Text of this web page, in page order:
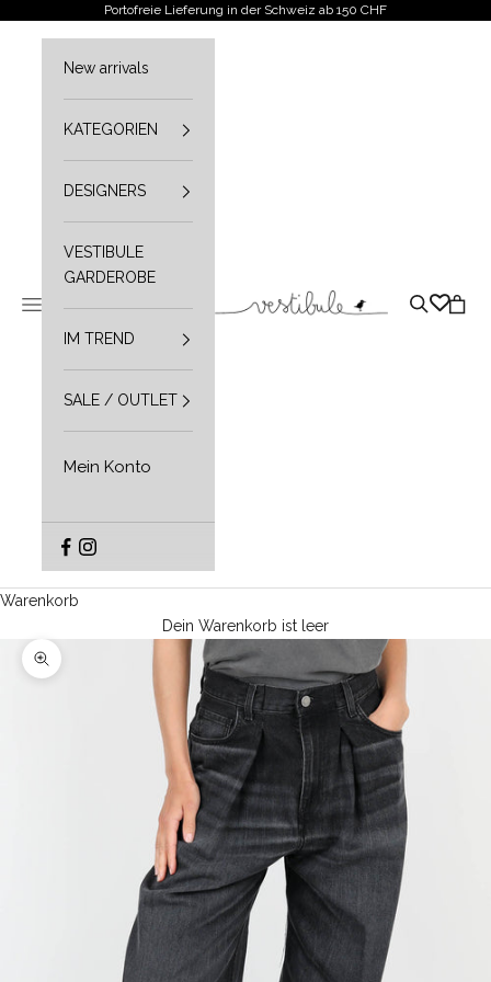
Zum Inhalt springenPortofreie Lieferung in der Schweiz ab 150 CHF
Vestibule
Navigationsmenü öffnen Suche
New arrivals
KATEGORIEN
DESIGNERS
VESTIBULE
GARDEROBE
IM TREND
SALE / OUTLET
Mein Konto
Warenkorb
Dein Warenkorb ist leer
Bild vergrößern